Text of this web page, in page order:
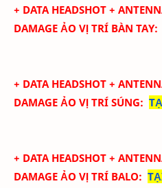
+ DATA HEADSHOT +
DAMAGE ẢO VỊ TRÍ BÀN TAY:
+ DATA HEADSHOT +
DAMAGE ẢO VỊ TRÍ SÚNG:
+ DATA HEADSHOT +
DAMAGE ẢO VỊ TRÍ BALO: